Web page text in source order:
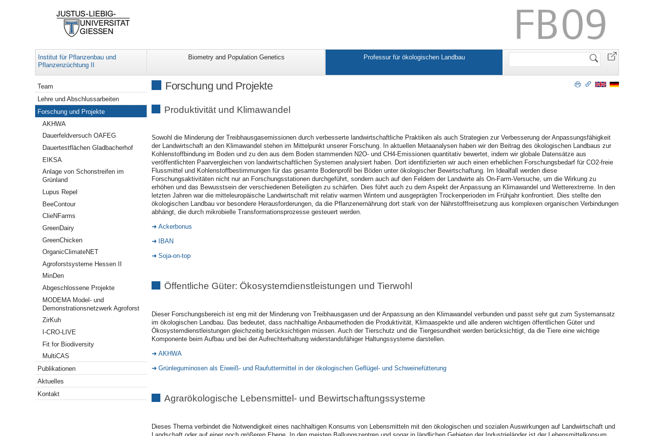
Institut für Pflanzenbau und
Pflanzenzüchtung II
Biometry and Population Genetics Professur für ökologischen Landbau
Website
Forschung und Projekte
Produktivität und Klimawandel
Sowohl die Minderung der Treibhausgasemissionen durch verbesserte landwirtschaftliche Praktiken als auch Strategien zur Verbesserung der Anpassungsfähigkeit
der Landwirtschaft an den Klimawandel stehen im Mittelpunkt unserer Forschung. In aktuellen Metaanalysen haben wir den Beitrag des ökologischen Landbaus zur
Kohlenstoffbindung im Boden und zu den aus dem Boden stammenden N2O- und CH4-Emissionen quantitativ bewertet, indem wir globale Datensätze aus
veröffentlichten Paarvergleichen von landwirtschaftlichen Systemen analysiert haben. Dort identifizierten wir auch einen erheblichen Forschungsbedarf für CO2-freie
Flussmittel und Kohlenstoffbestimmungen für das gesamte Bodenprofil bei Böden unter ökologischer Bewirtschaftung. Im Idealfall werden diese
Forschungsaktivitäten nicht nur an Forschungsstationen durchgeführt, sondern auch auf den Feldern der Landwirte als On-Farm-Versuche, um die Wirkung zu
erhöhen und das Bewusstsein der verschiedenen Beteiligten zu schärfen. Dies führt auch zu dem Aspekt der Anpassung an Klimawandel und Wetterextreme. In den
letzten Jahren war die mitteleuropäische Landwirtschaft mit relativ warmen Wintern und ausgeprägten Trockenperioden im Frühjahr konfrontiert. Dies stellte den
ökologischen Landbau vor besondere Herausforderungen, da die Pflanzenernährung dort stark von der Nährstofffreisetzung aus komplexen organischen Verbindungen
abhängt, die durch mikrobielle Transformationsprozesse gesteuert werden.
Ackerbonus
IBAN
Soja-on-top
Öffentliche Güter: Ökosystemdienstleistungen und Tierwohl
Dieser Forschungsbereich ist eng mit der Minderung von Treibhausgasen und der Anpassung an den Klimawandel verbunden und passt sehr gut zum Systemansatz
im ökologischen Landbau. Das bedeutet, dass nachhaltige Anbaumethoden die Produktivität, Klimaaspekte und alle anderen wichtigen öffentlichen Güter und
Ökosystemdienstleistungen gleichzeitig berücksichtigen müssen. Auch der Tierschutz und die Tiergesundheit werden berücksichtigt, da die Tiere eine wichtige
Komponente beim Aufbau und bei der Aufrechterhaltung widerstandsfähiger Haltungssysteme darstellen.
AKHWA
Grünleguminosen als Eiweiß- und Raufuttermittel in der ökologischen Geflügel- und Schweinefütterung
Agrarökologische Lebensmittel- und Bewirtschaftungssysteme
Dieses Thema verbindet die Notwendigkeit eines nachhaltigen Konsums von Lebensmitteln mit den ökologischen und sozialen Auswirkungen auf Landwirtschaft und
Navigation
Team
Lehre und Abschlussarbeiten
Forschung und Projekte
AKHWA
Dauerfeldversuch OAFEG
Dauertestflächen Gladbacherhof
EIKSA
Anlage von Schonstreifen im
Grünland
Lupus Repel
BeeContour
ClieNFarms
GreenDairy
GreenChicken
OrganicClimateNET
Agroforstsysteme Hessen II
MinDen
Abgeschlossene Projekte
MODEMA Model- und
Demonstrationsnetzwerk Agroforst
ZirKuh
I-CRO-LIVE
Fit for Biodiversity
MultiCAS
Publikationen
Aktuelles
Kontakt